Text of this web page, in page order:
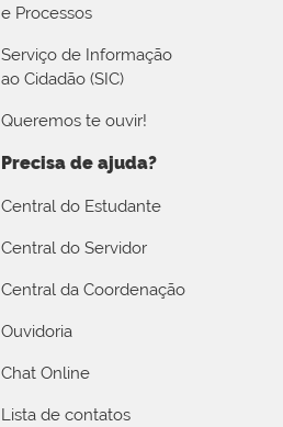
e Processos
Serviço de Informação
ao Cidadão (SIC)
Queremos te ouvir!
Precisa de ajuda?
Central do Estudante
Central do Servidor
Central da Coordenação
Ouvidoria
Chat Online
Lista de contatos